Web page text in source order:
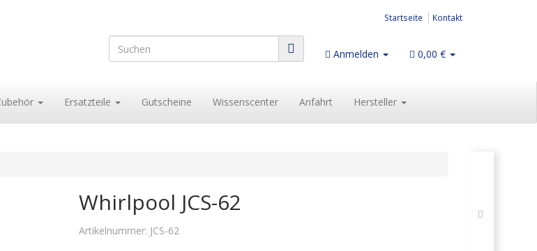
Startseite Kontakt
Anmelden 0,00 €
Ersatzteile Gutscheine Wissenscenter Anfahrt Hersteller
Whirlpool JCS-62
Artikelnummer: JCS-62